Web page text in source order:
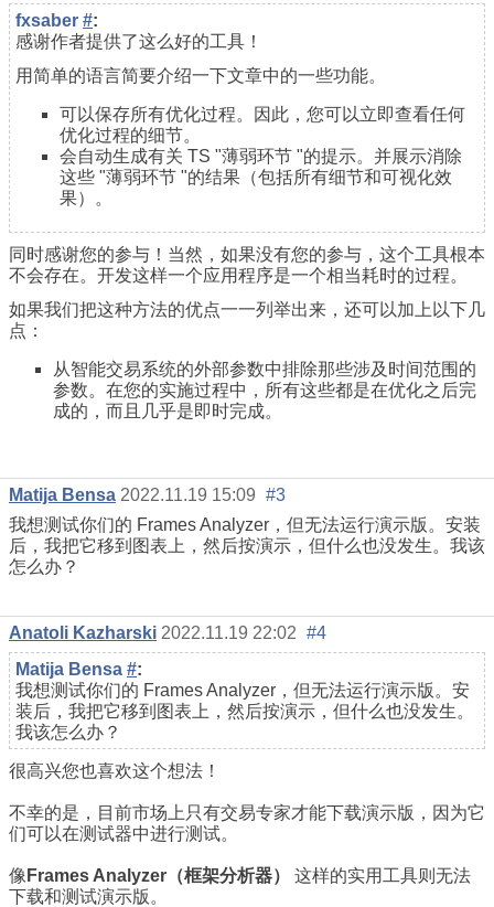
fxsaber #:
感谢作者提供了这么好的工具！
用简单的语言简要介绍一下文章中的一些功能。
可以保存所有优化过程。因此，您可以立即查看任何
优化过程的细节。
会自动生成有关 TS "薄弱环节 "的提示。并展示消除
这些 "薄弱环节 "的结果（包括所有细节和可视化效
果）。
同时感谢您的参与！当然，如果没有您的参与，这个工具根本
不会存在。开发这样一个应用程序是一个相当耗时的过程。
如果我们把这种方法的优点一一列举出来，还可以加上以下几
点：
从智能交易系统的外部参数中排除那些涉及时间范围的
参数。在您的实施过程中，所有这些都是在优化之后完
成的，而且几乎是即时完成。
Matija Bensa 2022.11.19 15:09 #3
我想测试你们的 Frames Analyzer，但无法运行演示版。安装
后，我把它移到图表上，然后按演示，但什么也没发生。我该
怎么办？
Anatoli Kazharski 2022.11.19 22:02 #4
Matija Bensa #:
我想测试你们的 Frames Analyzer，但无法运行演示版。安
装后，我把它移到图表上，然后按演示，但什么也没发生。
我该怎么办？
很高兴您也喜欢这个想法！
不幸的是，目前市场上只有交易专家才能下载演示版，因为它
们可以在测试器中进行测试。
像 Frames Analyzer（框架分析器）
这样的实用工具则无法
下载和测试演示版。